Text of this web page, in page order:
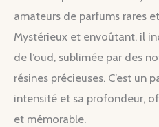
amateurs de parfums rares
Mystérieux et envoûtant, il
de l’oud, sublimée par des
résines précieuses. C’est un
intensité et sa profondeur,
et mémorable.